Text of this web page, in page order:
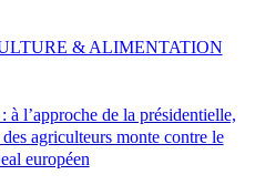
à l’approche de la présidentielle,
agriculteurs monte contre le
européen
& ALIMENTATION